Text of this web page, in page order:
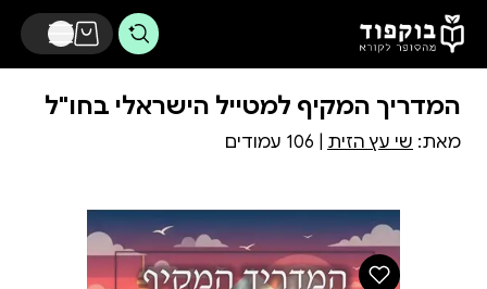
דלג לתוכן הראשי
המדריך המקיף למטייל הישראלי בחו"ל
מאת: שי עץ הזית